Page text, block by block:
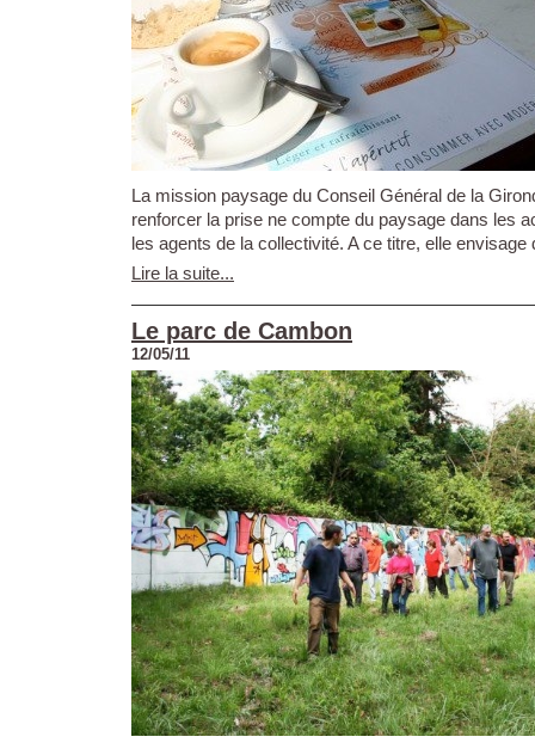
La mission paysage du Conseil Général de la
renforcer la prise ne compte du paysage dans les
les agents de la collectivité. A ce titre, elle envisage
Lire la suite...
Le parc de Cambon
12/05/11